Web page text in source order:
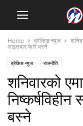
Home ब्रेकिङ न्युज
आइतबार फेरि बस्ने
ब्रेकिङ न्युज राजनीति
शनिवारको
बस्ने